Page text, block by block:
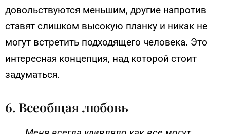
довольствуются меньшим, другие напротив
ставят слишком высокую планку и никак не
могут встретить подходящего человека. Это
интересная концепция, над которой стоит
задуматься.
6. Всеобщая любовь